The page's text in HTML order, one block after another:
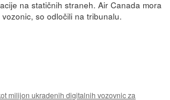
na statičnih straneh. Air Canada mora
so odločili na tribunalu.
milijon ukradenih digitalnih vozovnic za